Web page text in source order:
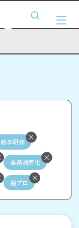
新卒研修
業務効率化
競プロ